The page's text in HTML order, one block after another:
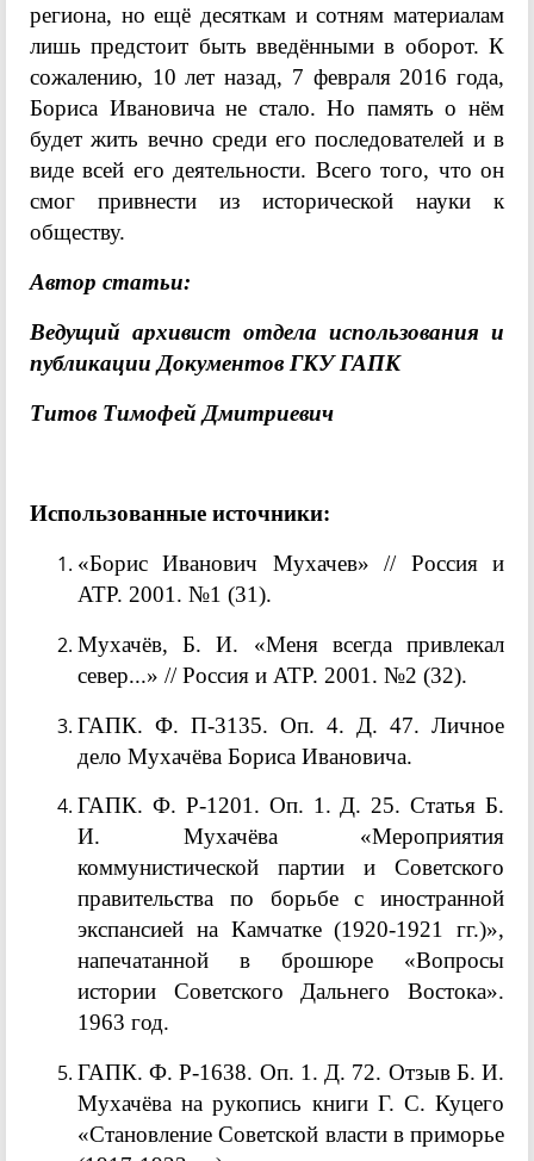
региона, но ещё десяткам и сотням материалам
лишь предстоит быть введёнными в оборот. К
сожалению, 10 лет назад, 7 февраля 2016 года,
Бориса Ивановича не стало. Но память о нём
будет жить вечно среди его последователей и в
виде всей его деятельности. Всего того, что он
смог привнести из исторической науки к
обществу.
Автор статьи:
Ведущий архивист отдела использования и
публикации Документов ГКУ ГАПК
Титов Тимофей Дмитриевич
Использованные источники:
«Борис Иванович Мухачев» // Россия и
АТР. 2001. №1 (31).
Мухачёв, Б. И. «Меня всегда привлекал
север...» // Россия и АТР. 2001. №2 (32).
ГАПК. Ф. П-3135. Оп. 4. Д. 47. Личное
дело Мухачёва Бориса Ивановича.
ГАПК. Ф. Р-1201. Оп. 1. Д. 25. Статья Б.
И. Мухачёва «Мероприятия
коммунистической партии и Советского
правительства по борьбе с иностранной
экспансией на Камчатке (1920-1921 гг.)»,
напечатанной в брошюре «Вопросы
истории Советского Дальнего Востока».
1963 год.
ГАПК. Ф. Р-1638. Оп. 1. Д. 72. Отзыв Б. И.
Мухачёва на рукопись книги Г. С. Куцего
«Становление Советской власти в приморье